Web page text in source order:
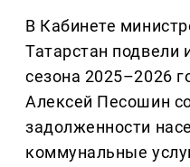
В Кабинете
Татарстан подвели
сезона 2025–2026
Алексей Песошин
задолженности
коммунальные